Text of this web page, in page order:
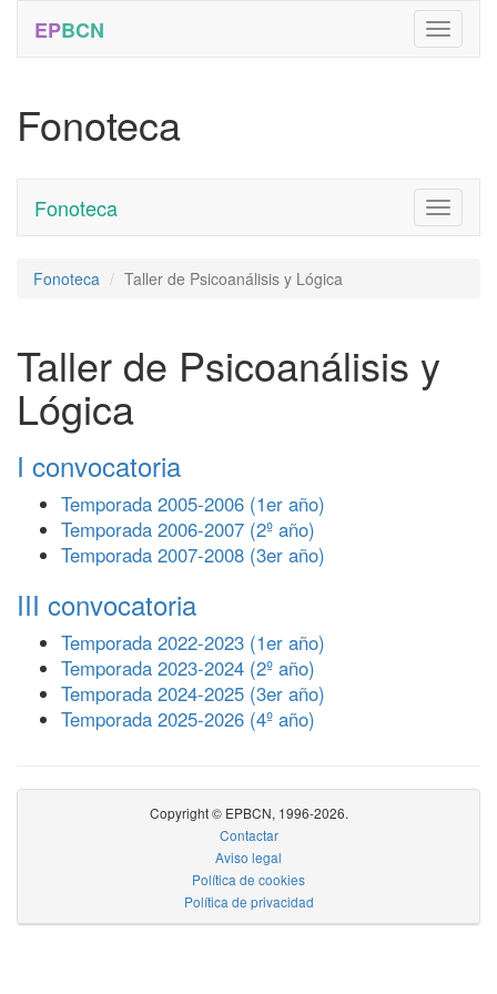
EPBCN
Fonoteca
Toggle
Fonoteca
Fonoteca Taller de Psicoanálisis y Lógica
Taller de Psicoanálisis y
Lógica
I convocatoria
Temporada 2005-2006 (1er año)
Temporada 2006-2007 (2º año)
Temporada 2007-2008 (3er año)
III convocatoria
Temporada 2022-2023 (1er año)
Temporada 2023-2024 (2º año)
Temporada 2024-2025 (3er año)
Temporada 2025-2026 (4º año)
Copyright © EPBCN, 1996-2026.
Contactar
Aviso legal
Política de cookies
Política de privacidad